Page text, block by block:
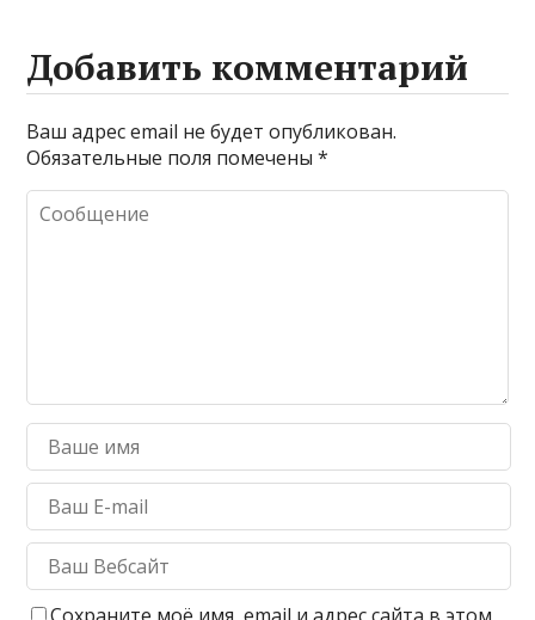
Добавить комментарий
Ваш адрес email не будет опубликован.
Обязательные поля помечены*